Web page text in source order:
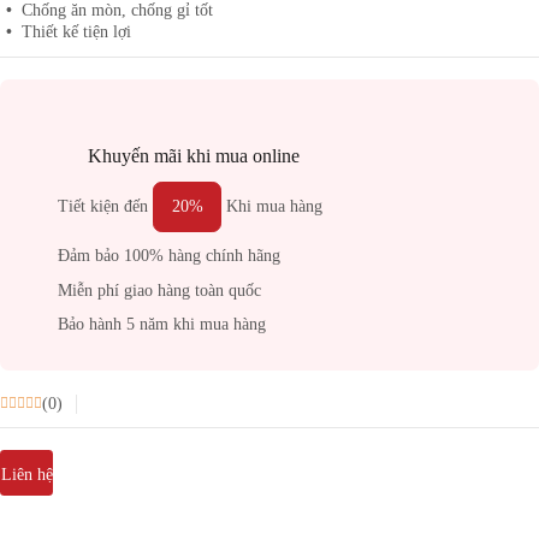
Chống ăn mòn, chống gỉ tốt
Thiết kế tiện lợi
Khuyến mãi khi mua online
Tiết kiện đến 20% Khi mua hàng
Đảm bảo 100% hàng chính hãng
Miễn phí giao hàng toàn quốc
Bảo hành 5 năm khi mua hàng
(0)
Liên hệ